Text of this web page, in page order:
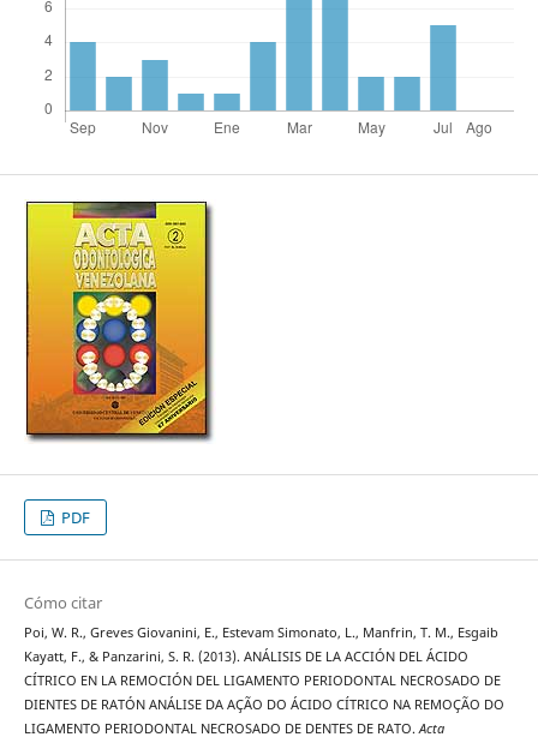
PDF
Cómo citar
Poi, W. R., Greves Giovanini, E., Estevam Simonato, L., Manfrin, T. M., Esgaib
Kayatt, F., & Panzarini, S. R. (2013). ANÁLISIS DE LA ACCIÓN DEL ÁCIDO
CÍTRICO EN LA REMOCIÓN DEL LIGAMENTO PERIODONTAL NECROSADO DE
DIENTES DE RATÓN ANÁLISE DA AÇÃO DO ÁCIDO CÍTRICO NA REMOÇÃO DO
LIGAMENTO PERIODONTAL NECROSADO DE DENTES DE RATO.Acta